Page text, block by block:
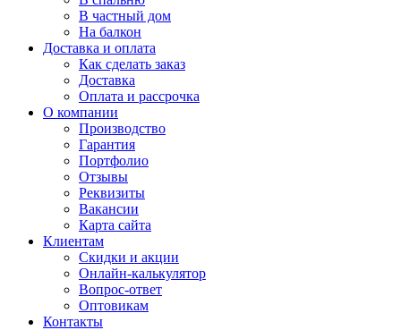
В частный дом
На балкон
Доставка и оплата
Как сделать заказ
Доставка
Оплата и рассрочка
О компании
Производство
Гарантия
Портфолио
Отзывы
Реквизиты
Вакансии
Карта сайта
Клиентам
Скидки и акции
Онлайн-калькулятор
Вопрос-ответ
Оптовикам
Контакты